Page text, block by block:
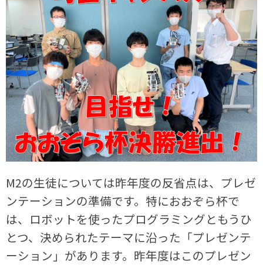
M2の生徒については昨年度の反省点は、プレゼ
ンテーションの準備です。特におおぞら杯で
は、ロボットを使ったプログラミングともうひ
とつ、決められたテーマに沿った「プレゼンテ
ーション」があります。昨年度はこのプレゼン